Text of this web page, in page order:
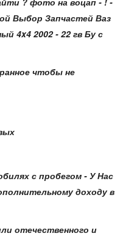
Выбор Запчастей Ваз
4x4 2002 - 22 гв Бу с
чтобы не
с пробегом - У Нас
доходу в
отечественного и